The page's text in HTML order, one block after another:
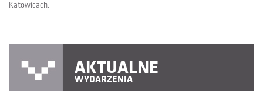
Katowicach.
AKTUALNE
WYDARZENIA